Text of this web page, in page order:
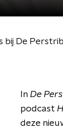
bij De
In De
podcast
deze